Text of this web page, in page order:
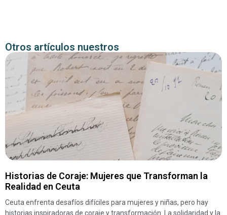
Otros artículos nuestros
Historias de Coraje: Mujeres que Transforman la
Realidad en Ceuta
Ceuta enfrenta desafíos difíciles para mujeres y niñas, pero hay
historias inspiradoras de coraje y transformación. La solidaridad y la